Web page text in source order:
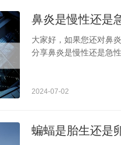
鼻炎是慢性还是
大家好，如果您还对鼻
分享鼻炎是慢性还是急
的急性炎症，主要由鼻
2024-07-02
蝙蝠是胎生还是